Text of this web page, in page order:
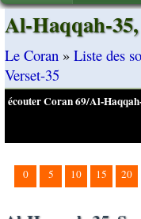
+
Al-Haqqah-
Le Coran » Liste des
Verset-35
écouter Coran 69/Al-
0 5 10 15 20